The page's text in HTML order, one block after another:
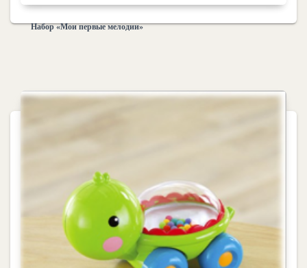
Набор «Мои первые мелодии»